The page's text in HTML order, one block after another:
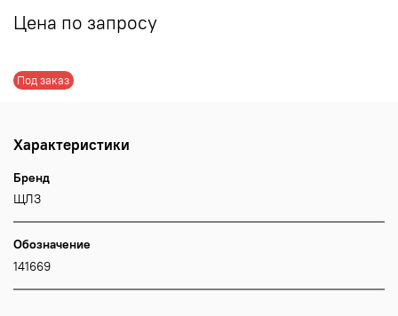
Под заказ
Цена по запросу
Характеристики
Бренд
ЩЛЗ
Обозначение
141669